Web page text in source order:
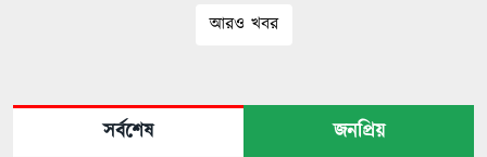
আরও খবর
সর্বশেষ
জনপ্রিয়